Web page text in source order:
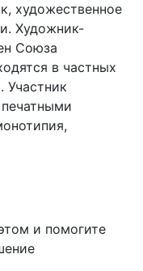
художественное
Художник-
Союза
в частных
Участник
и помогите